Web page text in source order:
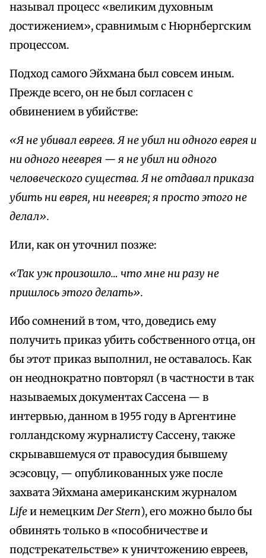
называл процесс «великим духовным
достижением», сравнимым с Нюрнбергским
процессом.
Подход самого Эйхмана был совсем иным.
Прежде всего, он не был согласен с
обвинением в убийстве:
«Я не убивал евреев. Я не убил ни одного еврея и
ни одного нееврея — я не убил ни одного
человеческого существа. Я не отдавал приказа
убить ни еврея, ни нееврея; я просто этого не
делал».
Или, как он уточнил позже:
«Так уж произошло… что мне ни разу не
пришлось этого делать».
Ибо сомнений в том, что, доведись ему
получить приказ убить собственного отца, он
бы этот приказ выполнил, не оставалось. Как
он неоднократно повторял (в частности в так
называемых документах Сассена — в
интервью, данном в 1955 году в Аргентине
голландскому журналисту Сассену, также
скрывавшемуся от правосудия бывшему
эсэсовцу, — опубликованных уже после
захвата Эйхмана американским журналом
Lifeи немецкимDer Stern), его можно было бы
обвинять только в «пособничестве и
подстрекательстве» к уничтожению евреев,